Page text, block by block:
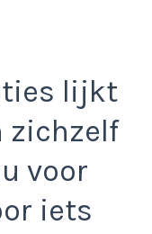
lijkt
zichzelf
voor
iets